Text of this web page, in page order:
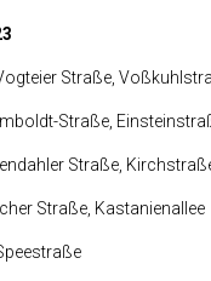
Straße,
Straße,
Straße,
Straße, Kastanienallee